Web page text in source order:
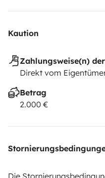
Kaution
Zahlungsweise(n)
Direkt vom
Betrag
2.000 €
Die